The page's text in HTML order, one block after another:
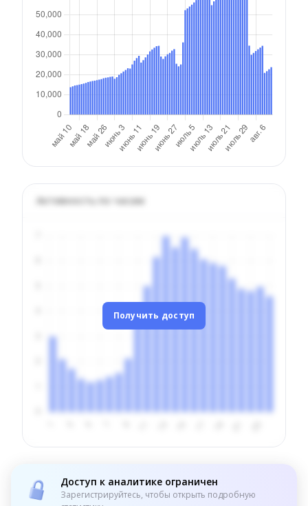
Активность по часам
Получить доступ
Доступ к аналитике ограничен
Зарегистрируйтесь, чтобы открыть подробную